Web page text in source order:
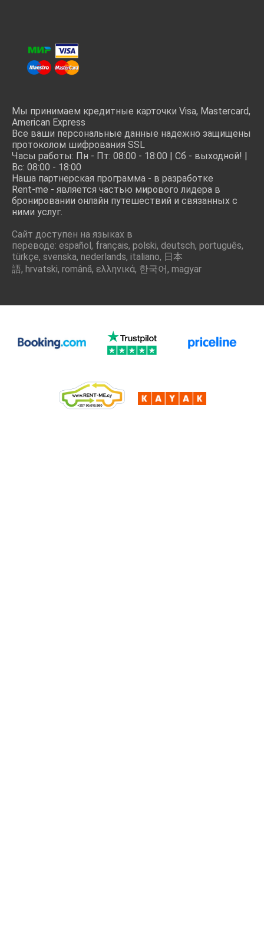
Мы принимаем кредитные карточки Visa, Mastercard,
American Express
Все ваши персональные данные надежно защищены
протоколом шифрования SSL
Часы работы: Пн - Пт: 08:00 - 18:00 | Сб - выходной! |
Вс: 08:00 - 18:00
Наша партнерская программа - в разработке
Rent-me - является частью мирового лидера в
бронировании онлайн путешествий и связанных с
ними услуг.
Сайт доступен на языках в
переводе: español, français, polski, deutsch, português,
türkçe, svenska, nederlands, italiano, 日本
語, hrvatski, română, ελληνικά, 한국어, magyar